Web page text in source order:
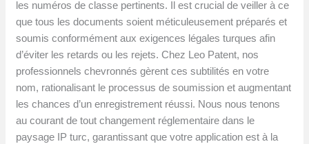
les numéros de classe pertinents. Il est crucial de veiller à ce
que tous les documents soient méticuleusement préparés et
soumis conformément aux exigences légales turques afin
d’éviter les retards ou les rejets. Chez Leo Patent, nos
professionnels chevronnés gèrent ces subtilités en votre
nom, rationalisant le processus de soumission et augmentant
les chances d’un enregistrement réussi. Nous nous tenons
au courant de tout changement réglementaire dans le
paysage IP turc, garantissant que votre application est à la